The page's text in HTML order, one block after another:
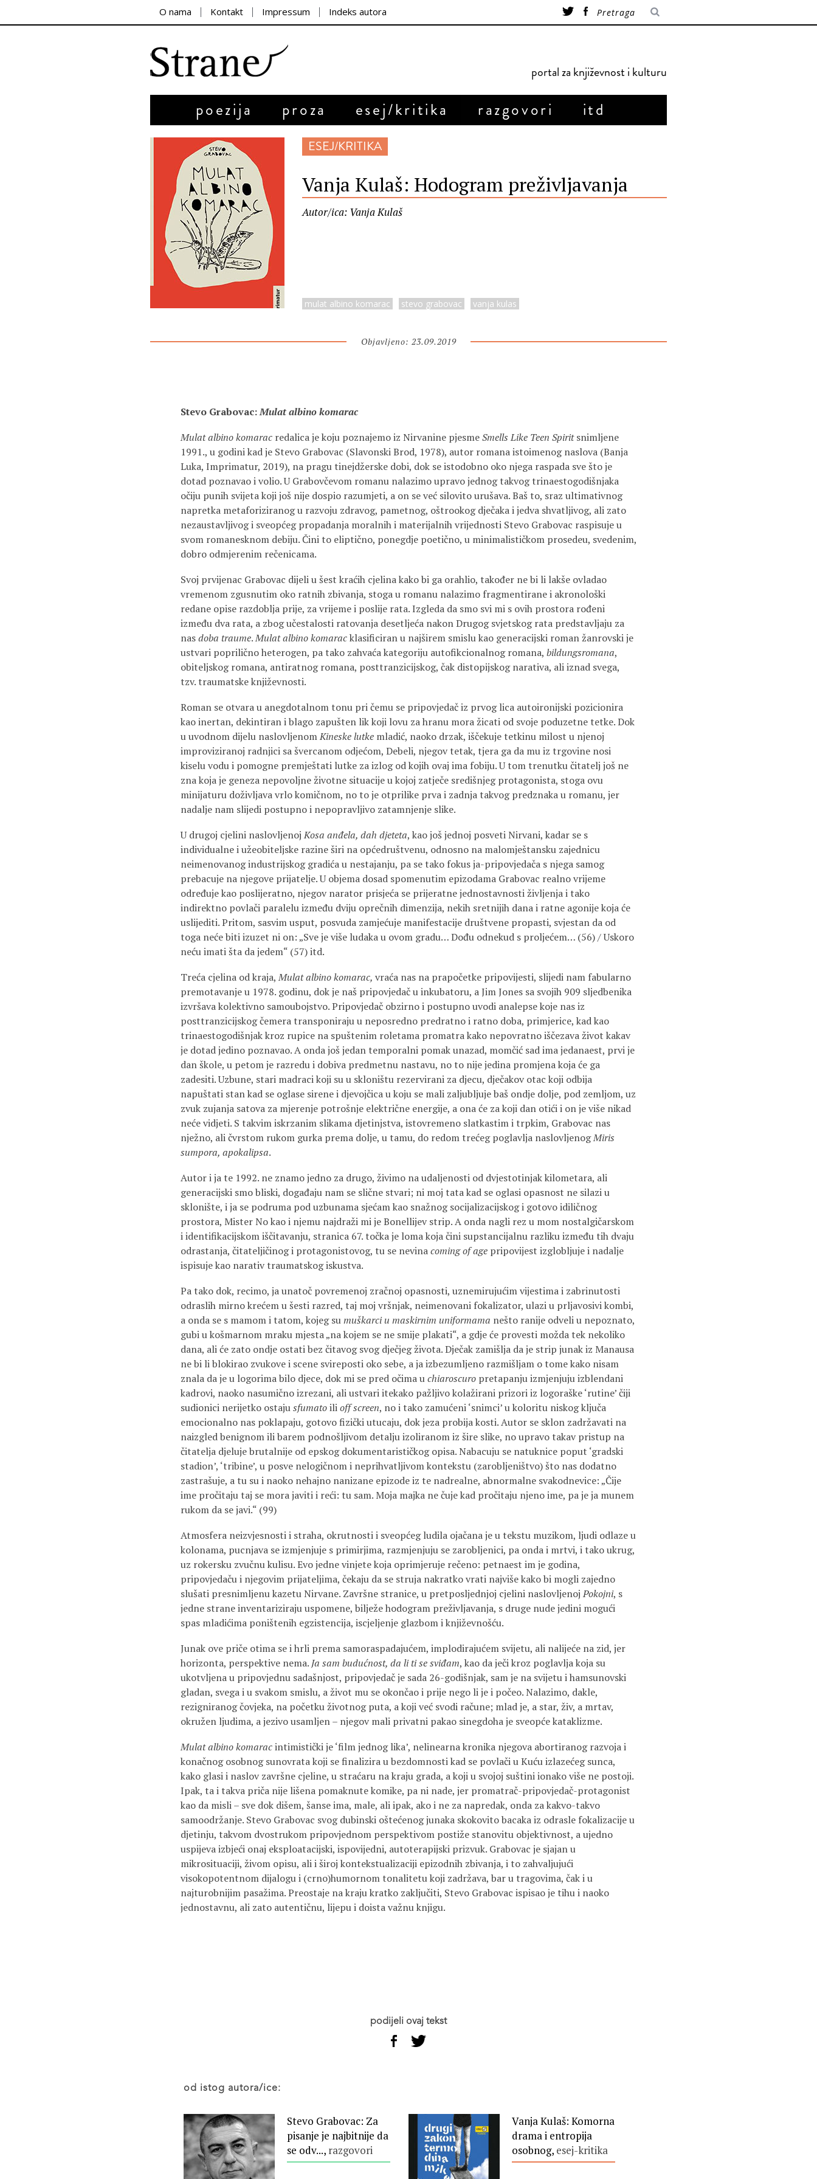
O nama Kontakt Impressum Indeks autora
portal za književnost i kulturu
poezija proza esej/kritika razgovori itd
ESEJ/KRITIKA
Vanja Kulaš: Hodogram preživljavanja
Autor/ica: Vanja Kulaš
mulat albino komarac stevo grabovac vanja kulas
Objavljeno: 23.09.2019
Stevo Grabovac:Mulat albino komarac
Mulat albino komarac redalica je koju poznajemo iz Nirvanine pjesmeSmells Like Teen Spiritsnimljene
1991., u godini kad je Stevo Grabovac (Slavonski Brod, 1978), autor romana istoimenog naslova (Banja
Luka, Imprimatur, 2019), na pragu tinejdžerske dobi, dok se istodobno oko njega raspada sve što je
dotad poznavao i volio. U Grabovčevom romanu nalazimo upravo jednog takvog trinaestogodišnjaka
očiju punih svijeta koji još nije dospio razumjeti, a on se već silovito urušava. Baš to, sraz ultimativnog
napretka metaforiziranog u razvoju zdravog, pametnog, oštrookog dječaka i jedva shvatljivog, ali zato
nezaustavljivog i sveopćeg propadanja moralnih i materijalnih vrijednosti Stevo Grabovac raspisuje u
svom romanesknom debiju. Čini to eliptično, ponegdje poetično, u minimalističkom prosedeu, svedenim,
dobro odmjerenim rečenicama.
Svoj prvijenac Grabovac dijeli u šest kraćih cjelina kako bi ga orahlio, također ne bi li lakše ovladao
vremenom zgusnutim oko ratnih zbivanja, stoga u romanu nalazimo fragmentirane i akronološki
redane opise razdoblja prije, za vrijeme i poslije rata. Izgleda da smo svi mi s ovih prostora rođeni
između dva rata, a zbog učestalosti ratovanja desetljeća nakon Drugog svjetskog rata predstavljaju za
nasdoba traume.Mulat albino komaracklasificiran u najširem smislu kao generacijski roman žanrovski je
ustvari poprilično heterogen, pa tako zahvaća kategoriju autofikcionalnog romana, bildungsromana,
obiteljskog romana, antiratnog romana, posttranzicijskog, čak distopijskog narativa, ali iznad svega,
tzv. traumatske književnosti.
Roman se otvara u anegdotalnom tonu pri čemu se pripovjedač iz prvog lica autoironijski pozicionira
kao inertan, dekintiran i blago zapušten lik koji lovu za hranu mora žicati od svoje poduzetne tetke. Dok
u uvodnom dijelu naslovljenomKineske lutke mladić, naoko drzak, iščekuje tetkinu milost u njenoj
improviziranoj radnjici sa švercanom odjećom, Debeli, njegov tetak, tjera ga da mu iz trgovine nosi
kiselu vodu i pomogne premještati lutke za izlog od kojih ovaj ima fobiju. U tom trenutku čitatelj još ne
zna koja je geneza nepovoljne životne situacije u kojoj zatječe središnjeg protagonista, stoga ovu
minijaturu doživljava vrlo komičnom, no to je otprilike prva i zadnja takvog predznaka u romanu, jer
nadalje nam slijedi postupno i nepopravljivo zatamnjenje slike.
U drugoj cjelini naslovljenojKosa anđela, dah djeteta, kao još jednoj posveti Nirvani, kadar se s
individualne i užeobiteljske razine širi na općedruštvenu, odnosno na malomještansku zajednicu
neimenovanog industrijskog gradića u nestajanju, pa se tako fokus ja-pripovjedača s njega samog
prebacuje na njegove prijatelje. U objema dosad spomenutim epizodama Grabovac realno vrijeme
određuje kao poslijeratno, njegov narator prisjeća se prijeratne jednostavnosti življenja i tako
indirektno povlači paralelu između dviju oprečnih dimenzija, nekih sretnijih dana i ratne agonije koja će
uslijediti. Pritom, sasvim usput, posvuda zamjećuje manifestacije društvene propasti, svjestan da od
toga neće biti izuzet ni on: „Sve je više ludaka u ovom gradu… Dođu odnekud s proljećem… (56) / Uskoro
neću imati šta da jedem“ (57) itd.
Treća cjelina od kraja,Mulat albino komarac, vraća nas na prapočetke pripovijesti, slijedi nam fabularno
premotavanje u 1978. godinu, dok je naš pripovjedač u inkubatoru, a Jim Jones sa svojih 909 sljedbenika
izvršava kolektivno samoubojstvo. Pripovjedač obzirno i postupno uvodi analepse koje nas iz
posttranzicijskog čemera transponiraju u neposredno predratno i ratno doba, primjerice, kad kao
trinaestogodišnjak kroz rupice na spuštenim roletama promatra kako nepovratno iščezava život kakav
je dotad jedino poznavao. A onda još jedan temporalni pomak unazad, momčić sad ima jedanaest, prvi je
dan škole, u petom je razredu i dobiva predmetnu nastavu, no to nije jedina promjena koja će ga
zadesiti. Uzbune, stari madraci koji su u skloništu rezervirani za djecu, dječakov otac koji odbija
napuštati stan kad se oglase sirene i djevojčica u koju se mali zaljubljuje baš ondje dolje, pod zemljom, uz
zvuk zujanja satova za mjerenje potrošnje električne energije, a ona će za koji dan otići i on je više nikad
neće vidjeti. S takvim iskrzanim slikama djetinjstva, istovremeno slatkastim i trpkim, Grabovac nas
nježno, ali čvrstom rukom gurka prema dolje, u tamu, do redom trećeg poglavlja naslovljenogMiris
sumpora, apokalipsa.
Autor i ja te 1992. ne znamo jedno za drugo, živimo na udaljenosti od dvjestotinjak kilometara, ali
generacijski smo bliski, događaju nam se slične stvari; ni moj tata kad se oglasi opasnost ne silazi u
sklonište, i ja se podruma pod uzbunama sjećam kao snažnog socijalizacijskog i gotovo idiličnog
prostora, Mister No kao i njemu najdraži mi je Bonellijev strip. A onda nagli rez u mom nostalgičarskom
i identifikacijskom iščitavanju, stranica 67. točka je loma koja čini supstancijalnu razliku između tih dvaju
odrastanja, čitateljičinog i protagonistovog, tu se nevinacoming of age pripovijest izglobljuje i nadalje
ispisuje kao narativ traumatskog iskustva.
Pa tako dok, recimo, ja unatoč povremenoj zračnoj opasnosti, uznemirujućim vijestima i zabrinutosti
odraslih mirno krećem u šesti razred, taj moj vršnjak, neimenovani fokalizator, ulazi u prljavosivi kombi,
a onda se s mamom i tatom, kojeg sumuškarci u maskirnim uniformama nešto ranije odveli u nepoznato,
gubi u košmarnom mraku mjesta „na kojem se ne smije plakati“, a gdje će provesti možda tek nekoliko
dana, ali će zato ondje ostati bez čitavog svog dječjeg života. Dječak zamišlja da je strip junak iz Manausa
ne bi li blokirao zvukove i scene svireposti oko sebe, a ja izbezumljeno razmišljam o tome kako nisam
znala da je u logorima bilo djece, dok mi se pred očima uchiaroscuro pretapanju izmjenjuju izblendani
kadrovi, naoko nasumično izrezani, ali ustvari itekako pažljivo kolažirani prizori iz logoraške ‘rutine’ čiji
sudionici nerijetko ostajusfumatoilioff screen, no i tako zamućeni ‘snimci’ u koloritu niskog ključa
emocionalno nas poklapaju, gotovo fizički utucaju, dok jeza probija kosti. Autor se sklon zadržavati na
naizgled benignom ili barem podnošljivom detalju izoliranom iz šire slike, no upravo takav pristup na
čitatelja djeluje brutalnije od epskog dokumentarističkog opisa. Nabacuju se natuknice poput ‘gradski
stadion’, ‘tribine’, u posve nelogičnom i neprihvatljivom kontekstu (zarobljeništvo) što nas dodatno
zastrašuje, a tu su i naoko nehajno nanizane epizode iz te nadrealne, abnormalne svakodnevice: „Čije
ime pročitaju taj se mora javiti i reći: tu sam. Moja majka ne čuje kad pročitaju njeno ime, pa je ja munem
rukom da se javi.“ (99)
Atmosfera neizvjesnosti i straha, okrutnosti i sveopćeg ludila ojačana je u tekstu muzikom, ljudi odlaze u
kolonama, pucnjava se izmjenjuje s primirjima, razmjenjuju se zarobljenici, pa onda i mrtvi, i tako ukrug,
uz rokersku zvučnu kulisu. Evo jedne vinjete koja oprimjeruje rečeno: petnaest im je godina,
pripovjedaču i njegovim prijateljima, čekaju da se struja nakratko vrati najviše kako bi mogli zajedno
slušati presnimljenu kazetu Nirvane. Završne stranice, u pretposljednjoj cjelini naslovljenojPokojni, s
jedne strane inventariziraju uspomene, bilježe hodogram preživljavanja, s druge nude jedini mogući
spas mladićima poništenih egzistencija, iscjeljenje glazbom i književnošću.
Junak ove priče otima se i hrli prema samoraspadajućem, implodirajućem svijetu, ali nalijeće na zid, jer
horizonta, perspektive nema. Ja sam budućnost, da li ti se sviđam, kao da ječi kroz poglavlja koja su
ukotvljena u pripovjednu sadašnjost, pripovjedač je sada 26-godišnjak, sam je na svijetu i hamsunovski
gladan, svega i u svakom smislu, a život mu se okončao i prije nego li je i počeo. Nalazimo, dakle,
rezigniranog čovjeka, na početku životnog puta, a koji već svodi račune; mlad je, a star, živ, a mrtav,
okružen ljudima, a jezivo usamljen – njegov mali privatni pakao sinegdoha je sveopće kataklizme.
Mulat albino komaracintimistički je ‘film jednog lika’, nelinearna kronika njegova abortiranog razvoja i
konačnog osobnog sunovrata koji se finalizira u bezdomnosti kad se povlači u Kuću izlazećeg sunca,
kako glasi i naslov završne cjeline, u straćaru na kraju grada, a koji u svojoj suštini ionako više ne postoji.
Ipak, ta i takva priča nije lišena pomaknute komike, pa ni nade, jer promatrač-pripovjedač-protagonist
kao da misli – sve dok dišem, šanse ima, male, ali ipak, ako i ne za napredak, onda za kakvo-takvo
samoodržanje. Stevo Grabovac svog dubinski oštećenog junaka skokovito bacaka iz odrasle fokalizacije u
djetinju, takvom dvostrukom pripovjednom perspektivom postiže stanovitu objektivnost, a ujedno
uspijeva izbjeći onaj eksploatacijski, ispovijedni, autoterapijski prizvuk. Grabovac je sjajan u
mikrosituaciji, živom opisu, ali i široj kontekstualizaciji epizodnih zbivanja, i to zahvaljujući
visokopotentnom dijalogu i (crno)humornom tonalitetu koji zadržava, bar u tragovima, čak i u
najturobnijim pasažima. Preostaje na kraju kratko zaključiti, Stevo Grabovac ispisao je tihu i naoko
jednostavnu, ali zato autentičnu, lijepu i doista važnu knjigu.
podijeli ovaj tekst
od istog autora/ice:
Stevo Grabovac: Za
pisanje je najbitnije da
se odv..., razgovori
Vanja Kulaš: Komorna
drama i entropija
osobnog, esej-kritika